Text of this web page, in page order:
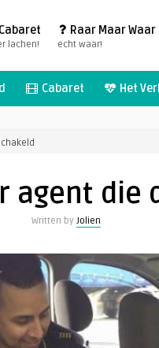
Cabaret
lachen!
Raar Maar Waar
echt waar!
Cabaret Het
voor
agent
fles
geeft
agent die
Written by Jolien